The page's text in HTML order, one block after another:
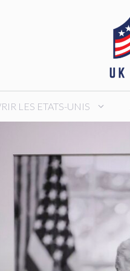
LES ETATS-UNIS